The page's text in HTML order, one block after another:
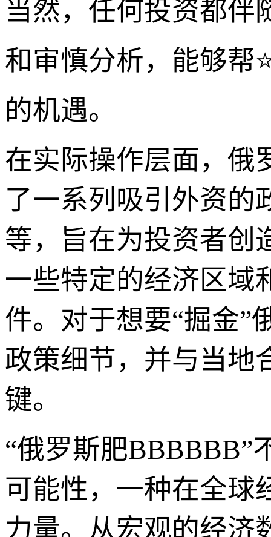
当然，任何投资都伴
和审慎分析，能够帮
的机遇。
在实际操作层面，俄
了一系列吸引外资的
等，旨在为投资者创
一些特定的经济区域
件。对于想要“掘金”
政策细节，并与当地
键。
“俄罗斯肥BBBBBB”
可能性，一种在全球
力量。从宏观的经济